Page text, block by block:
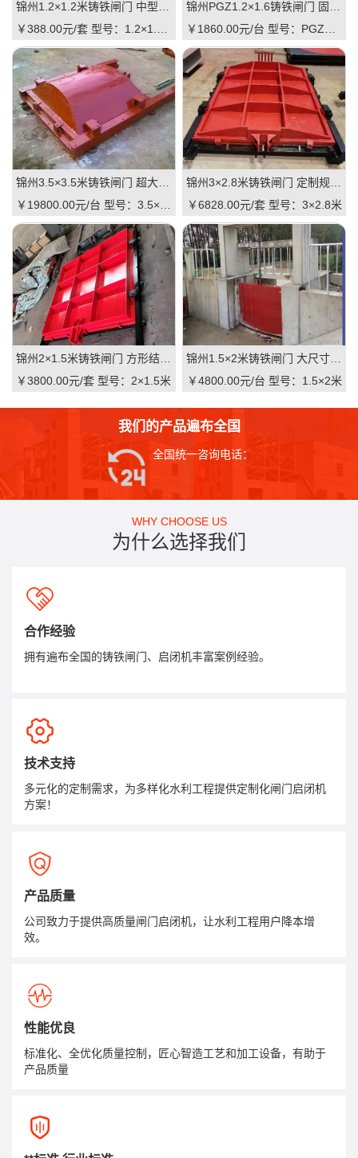
￥388.00元/套 型号：1.2×1.2米
￥1860.00元/台 型号：PGZ1.2×1.6m
￥19800.00元/台 型号：3.5×3.5米
￥6828.00元/套 型号：3×2.8米
￥3800.00元/套 型号：2×1.5米
￥4800.00元/台 型号：1.5×2米
我们的产品遍布全国
全国统一咨询电话：
WHY CHOOSE US
为什么选择我们
合作经验
拥有遍布全国的铸铁闸门、启闭机丰富案例经验。
技术支持
多元化的定制需求，为多样化水利工程提供定制化闸门启闭机
方案！
产品质量
公司致力于提供高质量闸门启闭机，让水利工程用户降本增
效。
性能优良
标准化、全优化质量控制，匠心智造工艺和加工设备，有助于
产品质量